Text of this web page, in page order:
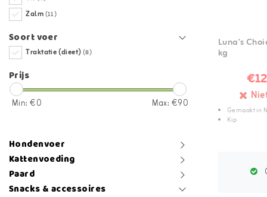
Zalm(11)
Soort voer
Traktatie (dieet)(8)
Prijs
Min: €0 Max: €90
Hondenvoer
Kattenvoeding
Paard
Snacks & accessoires
Luna's
kg
Gemaakt in
Kip